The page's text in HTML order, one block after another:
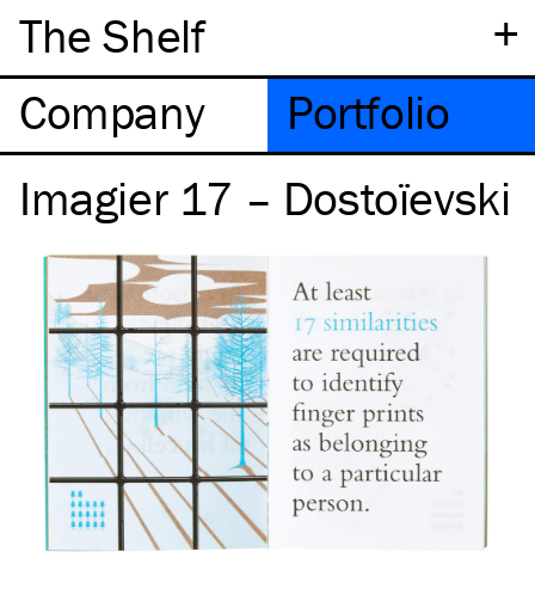
+
The Shelf
Company
Portfolio
Imagier 17 – Dostoïevski